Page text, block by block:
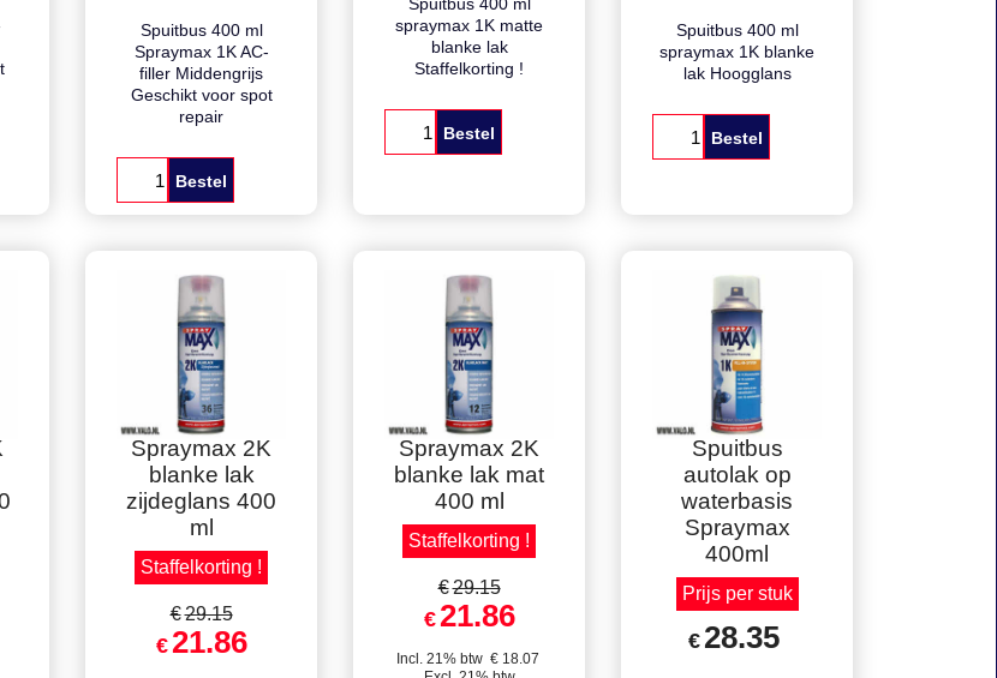
€11.98
Incl. 21% btw € 9.90
Excl. 21% btw
Spraymax 1K AC-
Geschikt voor spot
Bestel
€19.39
Incl. 21% btw € 16.02
Excl. 21% btw
Spuitbus 400 ml
Bestel
€19.39
Staffelkorting !
Spraymax 2K
blanke lak
Staffelkorting !
Spraymax 2K
400 ml
Prijs per stuk
Spuitbus
autolak op